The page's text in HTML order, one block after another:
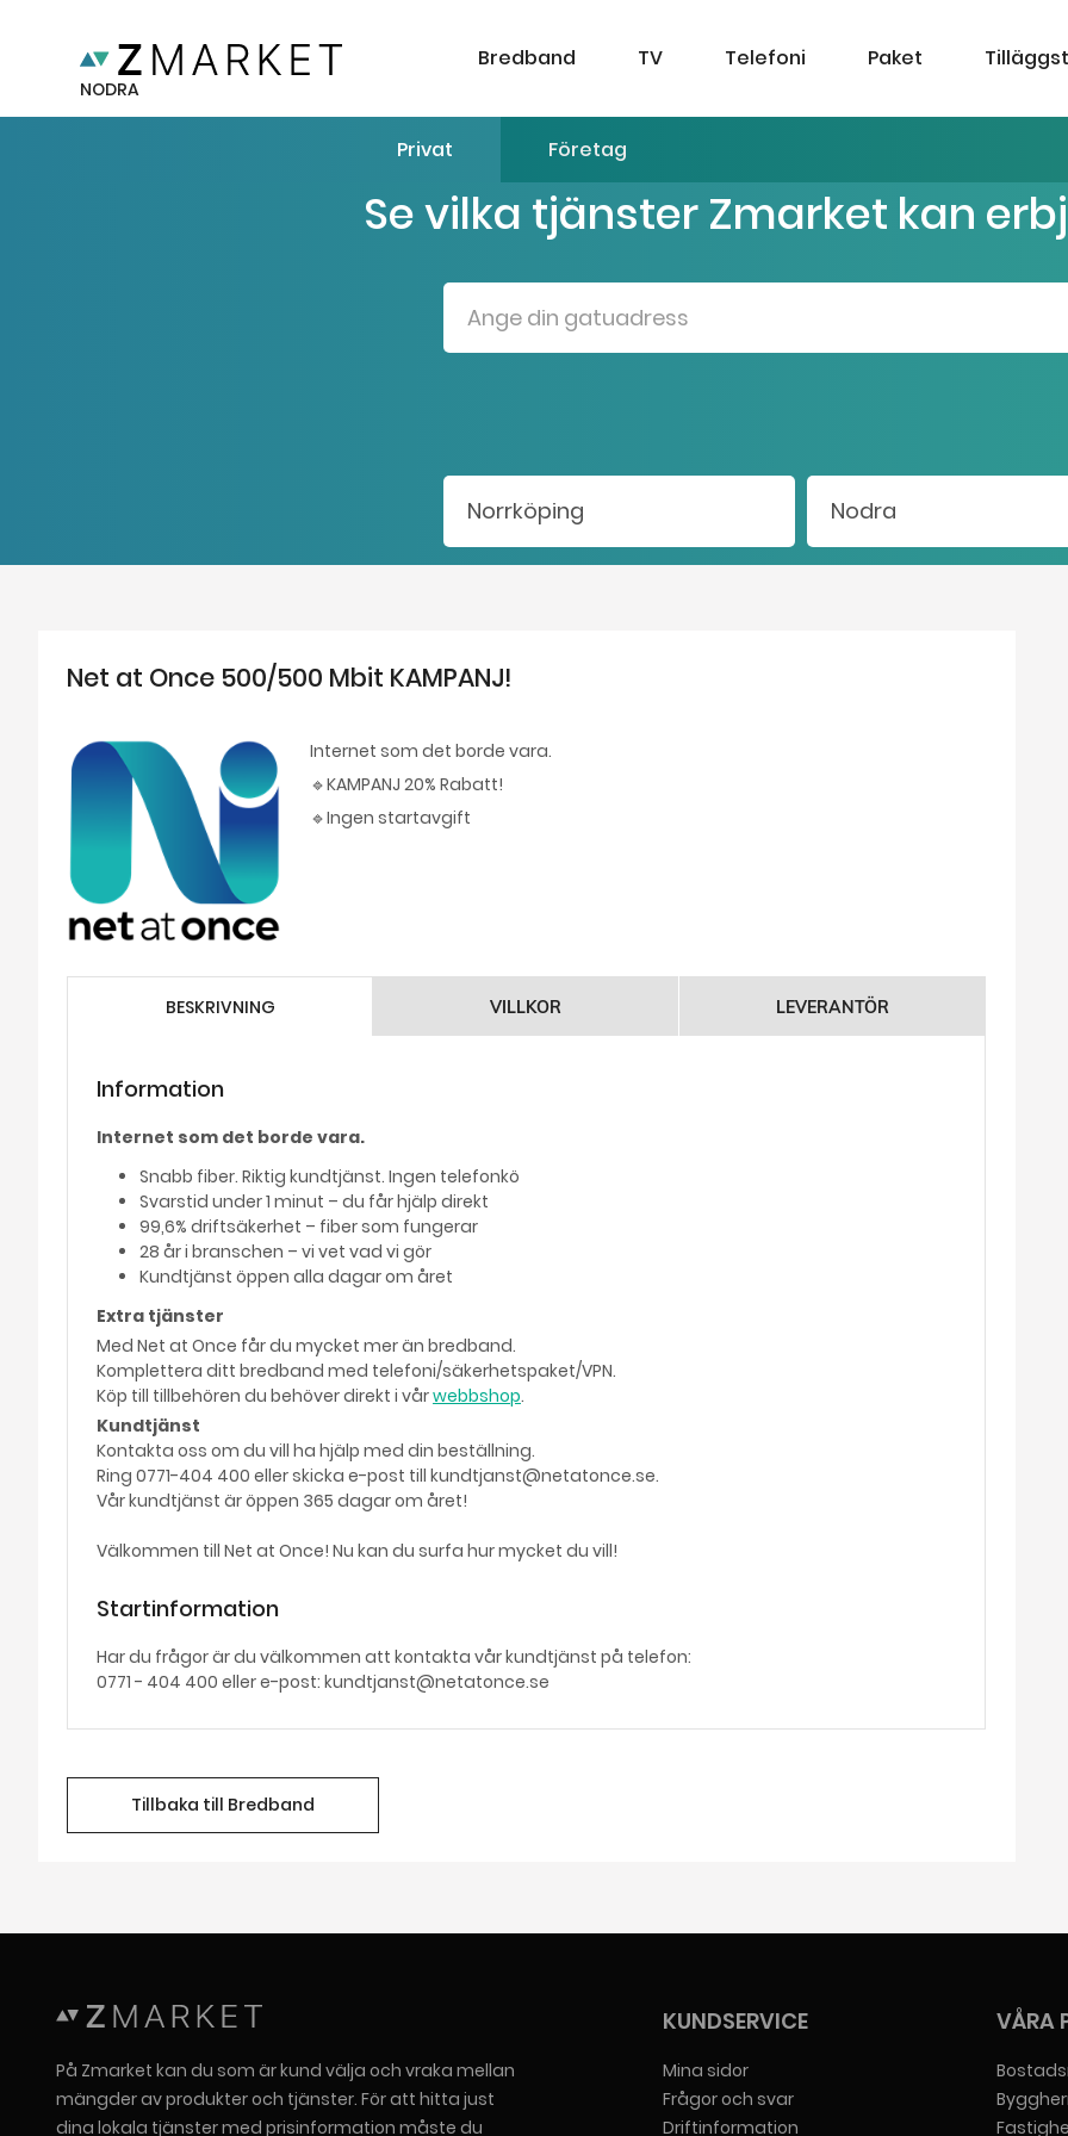
NODRA
Bredband TV Telefoni Paket
Privat Företag
Se vilka tjänster Zmarket kan
Net at Once 500/500 Mbit KAMPANJ!
Internet som det borde vara.
🔹KAMPANJ 20% Rabatt!
🔹Ingen startavgift
BESKRIVNING VILLKOR LEVERANTÖR
Information
Internet som det borde vara.
Snabb fiber. Riktig kundtjänst. Ingen telefonkö
Svarstid under 1 minut – du får hjälp direkt
99,6% driftsäkerhet – fiber som fungerar
28 år i branschen – vi vet vad vi gör
Kundtjänst öppen alla dagar om året
Extra tjänster
Med Net at Once får du mycket mer än bredband.
Komplettera ditt bredband med telefoni/säkerhetspaket/VPN.
Köp till tillbehören du behöver direkt i vårwebbshop.
Kundtjänst
Kontakta oss om du vill ha hjälp med din beställning.
Ring 0771-404 400 eller skicka e-post till kundtjanst@netatonce.se.
Vår kundtjänst är öppen 365 dagar om året!
Välkommen till Net at Once! Nu kan du surfa hur mycket du vill!
Startinformation
Har du frågor är du välkommen att kontakta vår kundtjänst på telefon:
0771 - 404 400 eller e-post: kundtjanst@netatonce.se
Tillbaka till Bredband
På Zmarket kan du som är kund välja och vraka mellan
mängder av produkter och tjänster. För att hitta just
dina lokala tjänster med prisinformation måste du
KUNDSERVICE
Mina sidor
Frågor och svar
Driftinformation
VÅRA